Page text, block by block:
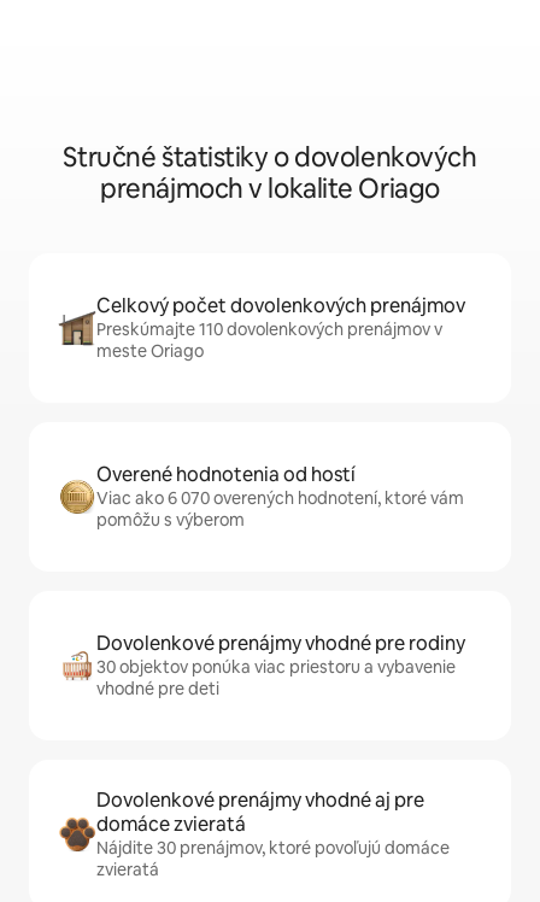
Stručné štatistiky o dovolenkových
prenájmoch v lokalite Oriago
Celkový počet dovolenkových prenájmov
Preskúmajte 110 dovolenkových prenájmov v
meste Oriago
Overené hodnotenia od hostí
Viac ako 6 070 overených hodnotení, ktoré vám
pomôžu s výberom
Dovolenkové prenájmy vhodné pre rodiny
30 objektov ponúka viac priestoru a vybavenie
vhodné pre deti
Dovolenkové prenájmy vhodné aj pre
domáce zvieratá
Nájdite 30 prenájmov, ktoré povoľujú domáce
zvieratá